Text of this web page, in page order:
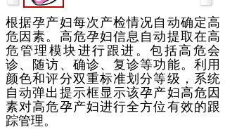
根据孕产妇每次产检情况自动确定高
危因素。高危孕妇信息自动提取在高
危管理模块进行跟进。包括高危会
诊、随访、确诊、复诊等功能。利用
颜色和评分双重标准划分等级，系统
自动弹出提示框显示该孕产妇高危因
素对高危孕产妇进行全方位有效的跟
踪管理。